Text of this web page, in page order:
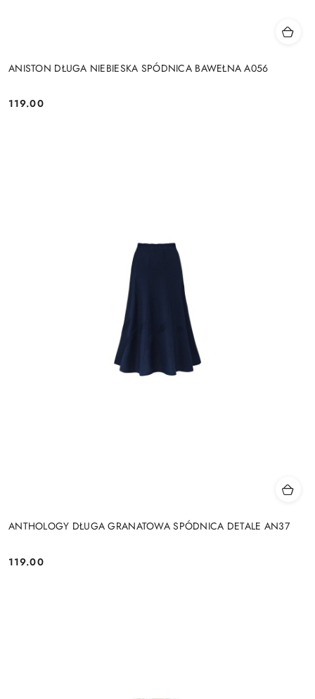
ANISTON DŁUGA NIEBIESKA SPÓDNICA BAWEŁNA A056
Cena:
119.00
ANTHOLOGY DŁUGA GRANATOWA SPÓDNICA DETALE AN37
Cena:
119.00